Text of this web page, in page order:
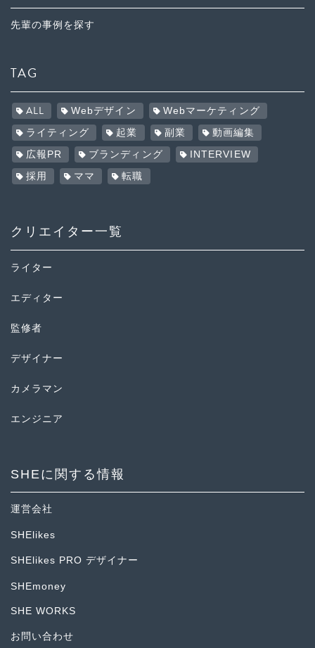
先輩の事例を探す
TAG
ALL Webデザイン Webマーケティング
ライティング 起業 副業 動画編集
広報PR ブランディング INTERVIEW
採用 ママ 転職
クリエイター一覧
ライター
エディター
監修者
デザイナー
カメラマン
エンジニア
SHEに関する情報
運営会社
SHElikes
SHElikes PRO デザイナー
SHEmoney
SHE WORKS
お問い合わせ